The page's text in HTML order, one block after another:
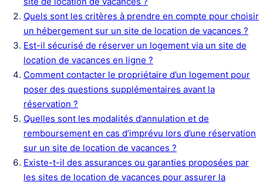
Quels sont les critères à prendre en compte pour choisir
un hébergement sur un site de location de vacances ?
Est-il sécurisé de réserver un logement via un site de
location de vacances en ligne ?
Comment contacter le propriétaire d’un logement pour
poser des questions supplémentaires avant la
réservation ?
Quelles sont les modalités d’annulation et de
remboursement en cas d’imprévu lors d’une réservation
sur un site de location de vacances ?
Existe-t-il des assurances ou garanties proposées par
les sites de location de vacances pour assurer la